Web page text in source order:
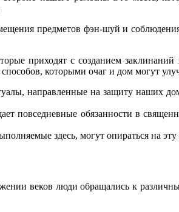
предметов фэн-шуй и соблюдения
приходят с созданием
которыми очаг и дом могут
направленные на защиту наших
повседневные обязанности в
здесь, могут опираться на
веков люди обращались к